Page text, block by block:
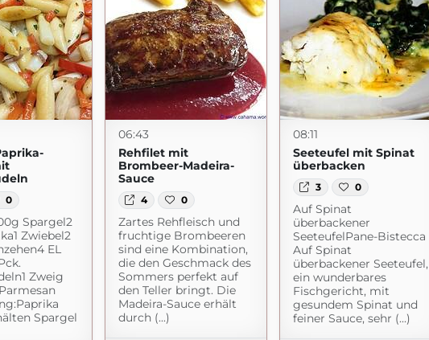
0
Spargel2
Zwiebel2
EL
Zweig
Spargel
06:43
Rehfilet mit
Brombeer-Madeira-
Sauce
4 0
Zartes Rehfleisch und
fruchtige Brombeeren
sind eine Kombination,
die den Geschmack des
Sommers perfekt auf
den Teller bringt. Die
Madeira-Sauce erhält
durch (...)
08:11
Seeteufel mit Spinat
überbacken
3 0
Auf Spinat
überbackener
SeeteufelPane-Bistecca
Auf Spinat
überbackener Seeteufel,
ein wunderbares
Fischgericht, mit
gesundem Spinat und
feiner Sauce, sehr (...)